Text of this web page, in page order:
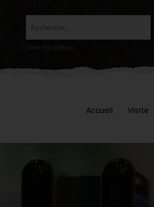
Recherche...
Vider les critères
Accueil Visite